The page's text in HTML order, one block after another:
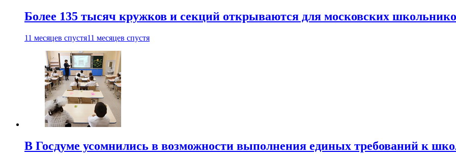
Более 135 тысяч кружков и секций открываются для московских
11 месяцев спустя11 месяцев спустя
В Госдуме усомнились в возможности выполнения единых требований к